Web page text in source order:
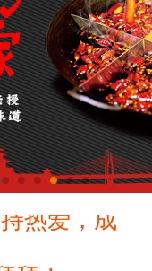
欢乐“粽
爱之名，
培训——提
热爱，成